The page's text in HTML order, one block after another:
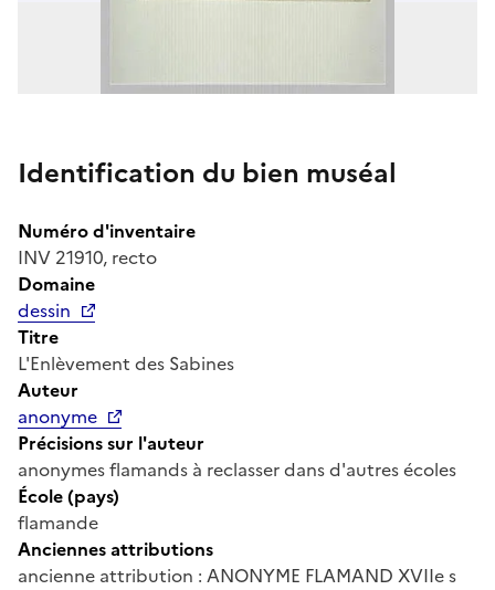
Identification du bien muséal
Numéro d'inventaire
INV 21910, recto
Domaine
dessin
Titre
L'Enlèvement des Sabines
Auteur
anonyme
Précisions sur l'auteur
anonymes flamands à reclasser dans d'autres écoles
École (pays)
flamande
Anciennes attributions
ancienne attribution : ANONYME FLAMAND XVIIe s